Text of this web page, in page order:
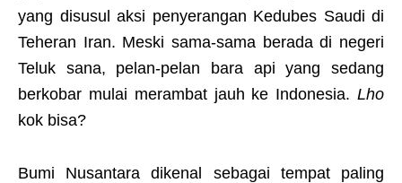
yang disusul aksi penyerangan Kedubes Saudi di
Teheran Iran. Meski sama-sama berada di negeri
Teluk sana, pelan-pelan bara api yang sedang
berkobar mulai merambat jauh ke Indonesia. Lho
kok bisa?
Bumi Nusantara dikenal sebagai tempat paling